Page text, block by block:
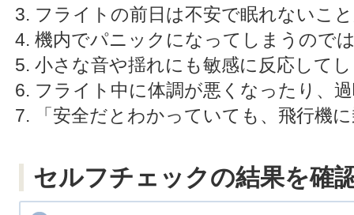
フライトの前日は不安で眠れないこ
機内でパニックになってしまうので
小さな音や揺れにも敏感に反応して
フライト中に体調が悪くなったり、
「安全だとわかっていても、飛行機
セルフチェックの結果を確